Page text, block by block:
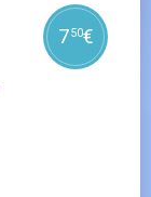
750€